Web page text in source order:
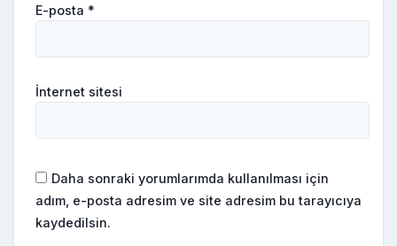
E-posta *
İnternet sitesi
Daha sonraki yorumlarımda kullanılması için
adım, e-posta adresim ve site adresim bu tarayıcıya
kaydedilsin.